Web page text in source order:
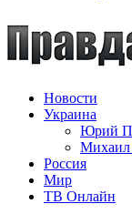
Новости
Украина
Юрий
Россия
Мир
ТВ Онлайн